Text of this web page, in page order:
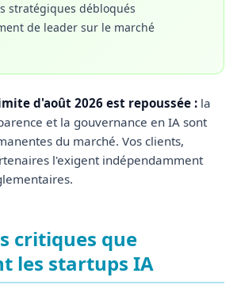
stratégiques débloqués
de leader sur le marché
d'août 2026 est repoussée : la
et la gouvernance en IA sont
du marché. Vos clients,
l'exigent indépendamment
critiques que
les startups IA